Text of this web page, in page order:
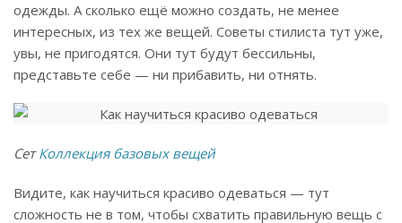
одежды. А сколько ещё можно создать, не менее
интересных, из тех же вещей. Советы стилиста тут уже,
увы, не пригодятся. Они тут будут бессильны,
представьте себе — ни прибавить, ни отнять.
СетКоллекция базовых вещей
Видите, как научиться красиво одеваться — тут
сложность не в том, чтобы схватить правильную вещь с